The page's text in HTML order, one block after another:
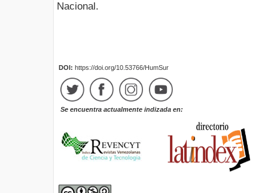
Nacional.
DOI: https://doi.org/10.53766/HumSur
Se encuentra actualmente indizada en: